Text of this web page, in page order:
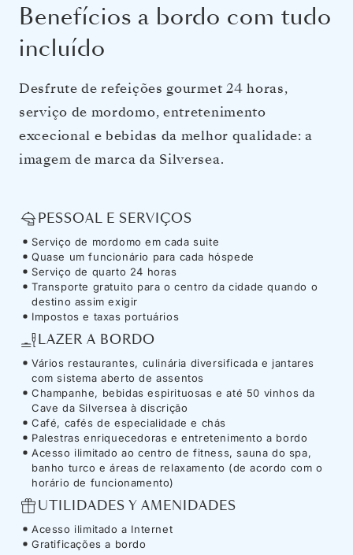
Benefícios a bordo com tudo
incluído
Desfrute de refeições gourmet 24 horas,
serviço de mordomo, entretenimento
excecional e bebidas da melhor qualidade: a
imagem de marca da Silversea.
PESSOAL E SERVIÇOS
Serviço de mordomo em cada suite
Quase um funcionário para cada hóspede
Serviço de quarto 24 horas
Transporte gratuito para o centro da cidade quando o
destino assim exigir
Impostos e taxas portuários
LAZER A BORDO
Vários restaurantes, culinária diversificada e jantares
com sistema aberto de assentos
Champanhe, bebidas espirituosas e até 50 vinhos da
Cave da Silversea à discrição
Café, cafés de especialidade e chás
Palestras enriquecedoras e entretenimento a bordo
Acesso ilimitado ao centro de fitness, sauna do spa,
banho turco e áreas de relaxamento (de acordo com o
horário de funcionamento)
UTILIDADES Y AMENIDADES
Acesso ilimitado a Internet
Gratificações a bordo